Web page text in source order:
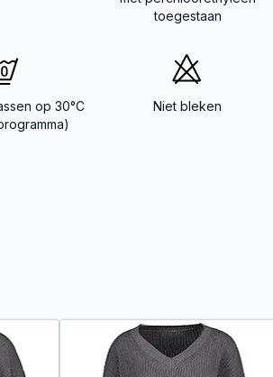
toegestaan
op 30°C
Niet bleken